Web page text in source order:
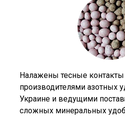
Налажены тесные контакты
производителями азотных
Украине и ведущими
сложных минеральных